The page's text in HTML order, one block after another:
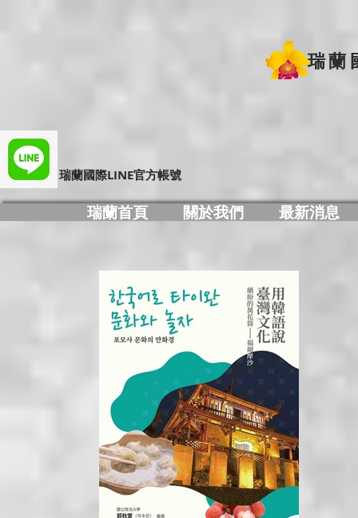
瑞蘭
​瑞蘭國際LINE官方帳號
瑞蘭首頁 關於我們 最新消息